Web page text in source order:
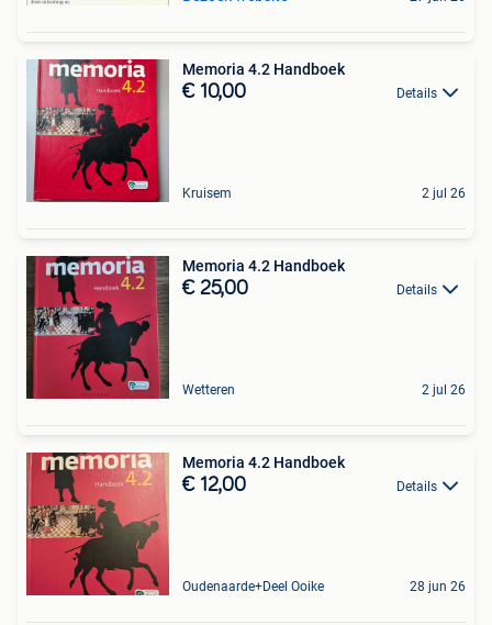
Memoria 4.2 Handboek
€ 10,00 Details
Kruisem 2 jul 26
Memoria 4.2 Handboek
€ 25,00 Details
Wetteren 2 jul 26
Memoria 4.2 Handboek
€ 12,00 Details
Oudenaarde+Deel Ooike 28 jun 26